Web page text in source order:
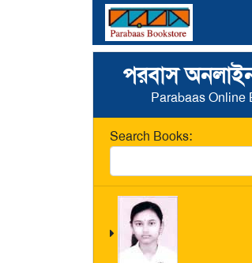
পরবাস
Parabaas Online
Search Books: